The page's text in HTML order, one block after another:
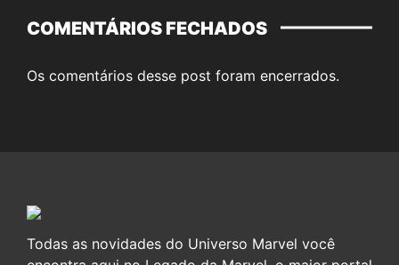
COMENTÁRIOS FECHADOS
Os comentários desse post foram encerrados.
Todas as novidades do Universo Marvel você